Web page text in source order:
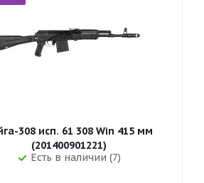
308 исп. 61 308 Win 415 мм
(201400901221)
Есть в наличии (7)